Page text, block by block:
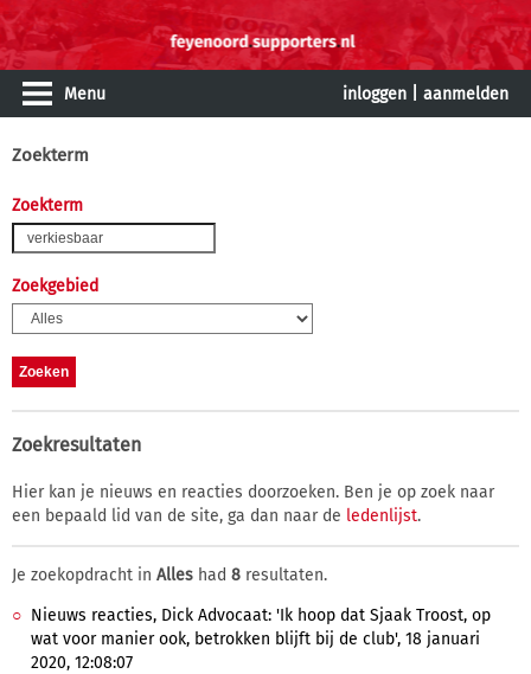
Menu inloggen aanmelden
Zoekterm
Zoekterm
Zoekgebied
Zoekresultaten
Hier kan je nieuws en reacties doorzoeken. Ben je op zoek naar
een bepaald lid van de site, ga dan naar de ledenlijst.
Je zoekopdracht in Alles had 8 resultaten.
Nieuws reacties, Dick Advocaat: 'Ik hoop dat Sjaak Troost, op
wat voor manier ook, betrokken blijft bij de club', 18 januari
2020, 12:08:07